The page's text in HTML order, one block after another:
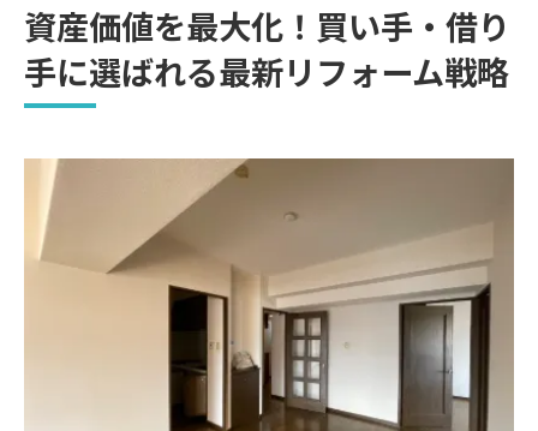
資産価値を最大化！買い手・借り
手に選ばれる最新リフォーム戦略